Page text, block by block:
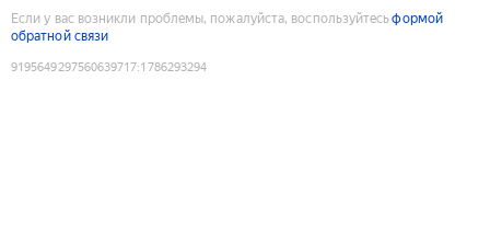
Если у вас возникли проблемы, пожалуйста, воспользуйтесьформой
обратной связи
9195649297560639717:1786293294